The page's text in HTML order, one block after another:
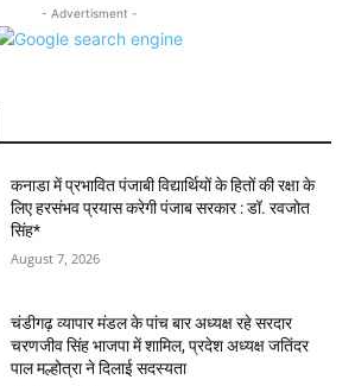
- Advertisment -
कनाडा में प्रभावित पंजाबी विद्यार्थियों के हितों की रक्षा के
लिए हरसंभव प्रयास करेगी पंजाब सरकार : डॉ. रवजोत
सिंह*
August 7, 2026
चंडीगढ़ व्यापार मंडल के पांच बार अध्यक्ष रहे सरदार
चरणजीव सिंह भाजपा में शामिल, प्रदेश अध्यक्ष जतिंदर
पाल मल्होत्रा ने दिलाई सदस्यता